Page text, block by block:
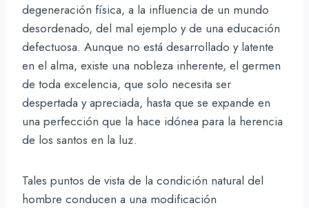
degeneración física, a la influencia de un mundo
desordenado, del mal ejemplo y de una educación
defectuosa. Aunque no está desarrollado y latente
en el alma, existe una nobleza inherente, el germen
de toda excelencia, que solo necesita ser
despertada y apreciada, hasta que se expande en
una perfección que la hace idónea para la herencia
de los santos en la luz.
Tales puntos de vista de la condición natural del
hombre conducen a una modificación